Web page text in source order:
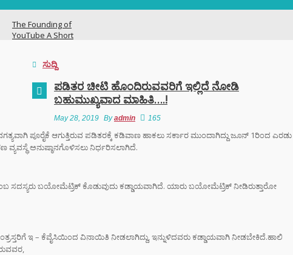
The Founding of
YouTube A Short
ಭಿಕ್ಷಾಟನೆ ಜಾಲ: ಶಾಲೆ ರಜೆ
ಎಂದು ಮಕ್ಕಳನ್ನೇ ಭಿಕ್ಷೆಗೆ
ಇಳಿಸಿದ್ದ ತಾಯಂದಿರು
ಬ್ಯಾಕ್ ಟು ಬ್ಯಾಕ್ ಟ್ರೋಫಿ
ಫಜೀತಿ;
ಸುದ್ದಿ
ಪಡಿತರ ಚೀಟಿ ಹೊಂದಿರುವವರಿಗೆ ಇಲ್ಲಿದೆ ನೋಡಿ
ಬಹುಮುಖ್ಯವಾದ ಮಾಹಿತಿ….!
May 28, 2019 Byadmin 165
ಪೂರೈಕೆ ಆಗುತ್ತಿರುವ ಪಡಿತರಕ್ಕೆ ಕಡಿವಾಣ ಹಾಕಲು ಸರ್ಕಾರ ಮುಂದಾಗಿದ್ದು ಜೂನ್ 1ರಿಂದ ಎರಡು
ಅನುಷ್ಠಾನಗೊಳಿಸಲು ನಿರ್ಧರಿಸಲಾಗಿದೆ.
ಸದಸ್ಯರು ಬಯೋಮೆಟ್ರಿಕ್ ಕೊಡುವುದು ಕಡ್ಡಾಯವಾಗಿದೆ. ಯಾರು ಬಯೋಮೆಟ್ರಿಕ್ ನೀಡಿರುತ್ತಾರೋ
ಇ – ಕೆವೈಸಿಯಿಂದ ವಿನಾಯಿತಿ ನೀಡಲಾಗಿದ್ದು, ಇನ್ನುಳಿದವರು ಕಡ್ಡಾಯವಾಗಿ ನೀಡಬೇಕಿದೆ.ಹಾಲಿ